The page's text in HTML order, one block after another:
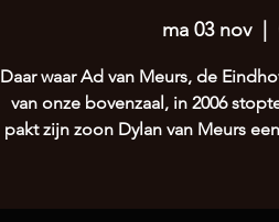
ma 03 nov
  |
Daar waar Ad van Meurs, de
van onze bovenzaal, in 2006
pakt zijn zoon Dylan van Meurs